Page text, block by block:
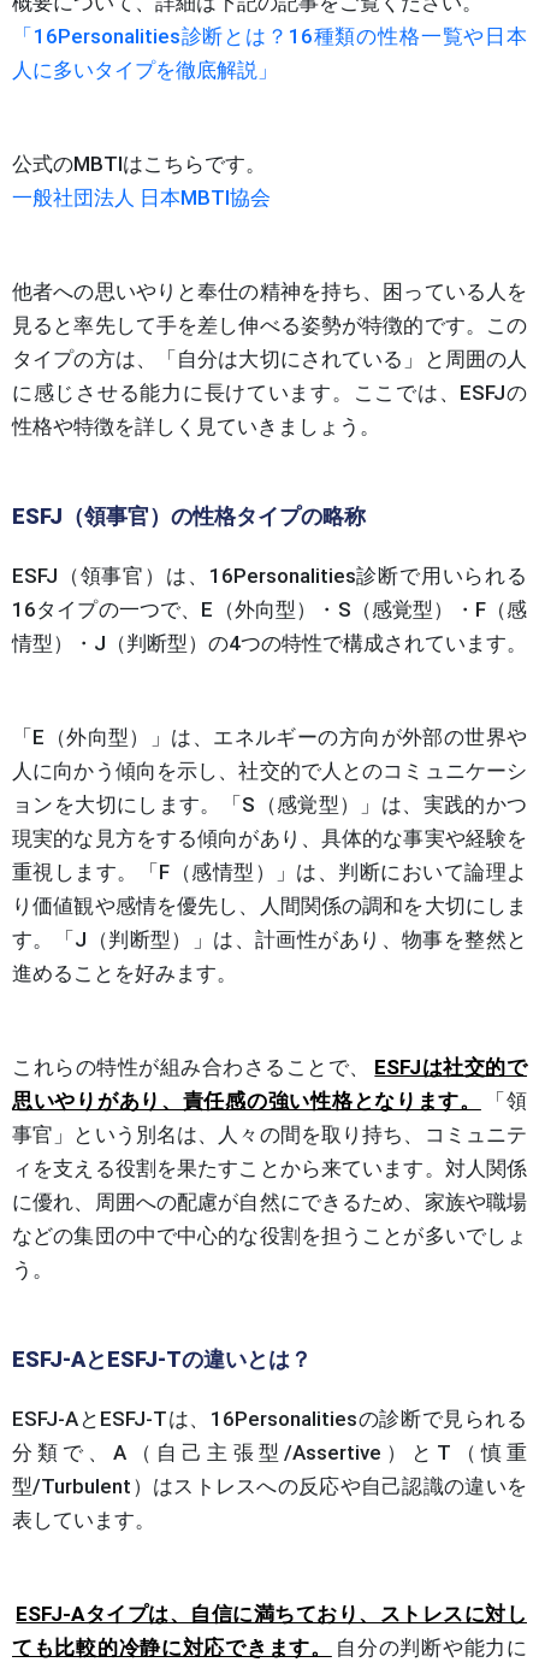
「16Personalities診断とは？16種類の性格一覧や日本
人に多いタイプを徹底解説」
公式のMBTIはこちらです。
一般社団法人 日本MBTI協会
他者への思いやりと奉仕の精神を持ち、困っている人を
見ると率先して手を差し伸べる姿勢が特徴的です。この
タイプの方は、「自分は大切にされている」と周囲の人
に感じさせる能力に長けています。ここでは、ESFJの
性格や特徴を詳しく見ていきましょう。
ESFJ（領事官）の性格タイプの略称
ESFJ（領事官）は、16Personalities診断で用いられる
16タイプの一つで、E（外向型）・S（感覚型）・F（感
情型）・J（判断型）の4つの特性で構成されています。
「E（外向型）」は、エネルギーの方向が外部の世界や
人に向かう傾向を示し、社交的で人とのコミュニケーシ
ョンを大切にします。「S（感覚型）」は、実践的かつ
現実的な見方をする傾向があり、具体的な事実や経験を
重視します。「F（感情型）」は、判断において論理よ
り価値観や感情を優先し、人間関係の調和を大切にしま
す。「J（判断型）」は、計画性があり、物事を整然と
進めることを好みます。
これらの特性が組み合わさることで、
ESFJは社交的で
思いやりがあり、責任感の強い性格となります。
「領
事官」という別名は、人々の間を取り持ち、コミュニテ
ィを支える役割を果たすことから来ています。対人関係
に優れ、周囲への配慮が自然にできるため、家族や職場
などの集団の中で中心的な役割を担うことが多いでしょ
う。
ESFJ-AとESFJ-Tの違いとは？
ESFJ-AとESFJ-Tは、16Personalitiesの診断で見られる
分類で、A（自己主張型/Assertive）とT（慎重
型/Turbulent）はストレスへの反応や自己認識の違いを
表しています。
ESFJ-Aタイプは、自信に満ちており、ストレスに対し
ても比較的冷静に対応できます。
自分の判断や能力に